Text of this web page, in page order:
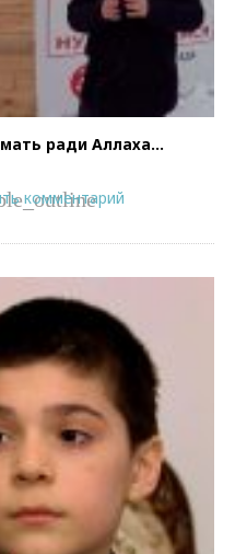
ради Аллаха…
комментарий